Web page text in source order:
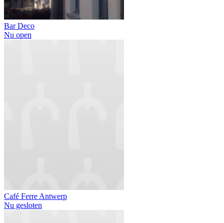
Bar Deco
Nu open
Café Ferre Antwerp
Nu gesloten